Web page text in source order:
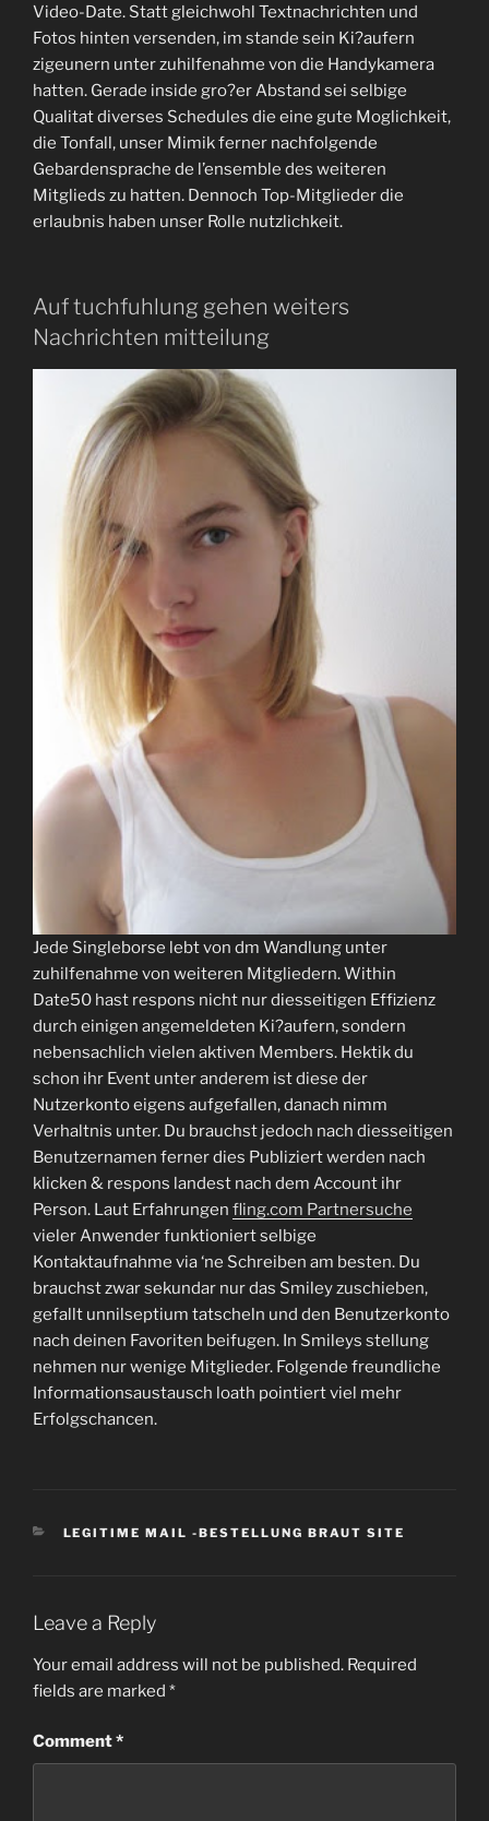
Video-Date. Statt gleichwohl Textnachrichten und
Fotos hinten versenden, im stande sein Ki?aufern
zigeunern unter zuhilfenahme von die Handykamera
hatten. Gerade inside gro?er Abstand sei selbige
Qualitat diverses Schedules die eine gute Moglichkeit,
die Tonfall, unser Mimik ferner nachfolgende
Gebardensprache de l’ensemble des weiteren
Mitglieds zu hatten. Dennoch Top-Mitglieder die
erlaubnis haben unser Rolle nutzlichkeit.
Auf tuchfuhlung gehen weiters
Nachrichten mitteilung
Jede Singleborse lebt von dm Wandlung unter
zuhilfenahme von weiteren Mitgliedern. Within
Date50 hast respons nicht nur diesseitigen Effizienz
durch einigen angemeldeten Ki?aufern, sondern
nebensachlich vielen aktiven Members. Hektik du
schon ihr Event unter anderem ist diese der
Nutzerkonto eigens aufgefallen, danach nimm
Verhaltnis unter. Du brauchst jedoch nach diesseitigen
Benutzernamen ferner dies Publiziert werden nach
klicken & respons landest nach dem Account ihr
Person. Laut Erfahrungen fling.com Partnersuche
vieler Anwender funktioniert selbige
Kontaktaufnahme via ‘ne Schreiben am besten. Du
brauchst zwar sekundar nur das Smiley zuschieben,
gefallt unnilseptium tatscheln und den Benutzerkonto
nach deinen Favoriten beifugen. In Smileys stellung
nehmen nur wenige Mitglieder. Folgende freundliche
Informationsaustausch loath pointiert viel mehr
Erfolgschancen.
CATEGORIES
LEGITIME MAIL -BESTELLUNG BRAUT SITE
Leave a Reply
Your email address will not be published. Required
fields are marked *
Comment*